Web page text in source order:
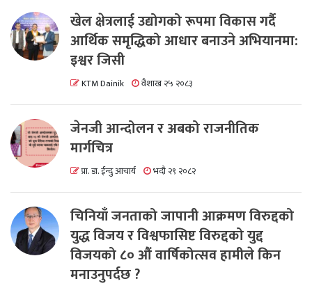
खेल क्षेत्रलाई उद्योगको रूपमा विकास गर्दै
आर्थिक समृद्धिको आधार बनाउने अभियानमा:
इश्वर जिसी
KTM Dainik वैशाख २५ २०८३
जेनजी आन्दोलन र अबको राजनीतिक
मार्गचित्र
प्रा. डा. ईन्दु आचार्य भदौ २९ २०८२
चिनियाँ जनताको जापानी आक्रमण विरुद्दको
युद्ध विजय र विश्वफासिष्ट विरुद्दको युद्द
विजयको ८० औं वार्षिकोत्सव हामीले किन
मनाउनुपर्दछ ?